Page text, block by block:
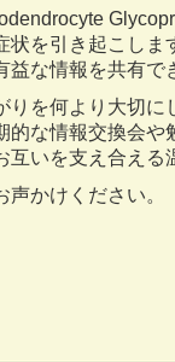
状を引き起こし
な情報を共有
りを何より大切
的な情報交換会
いを支え合える
かけください。